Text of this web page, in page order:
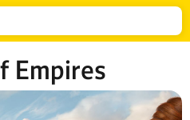
Empires